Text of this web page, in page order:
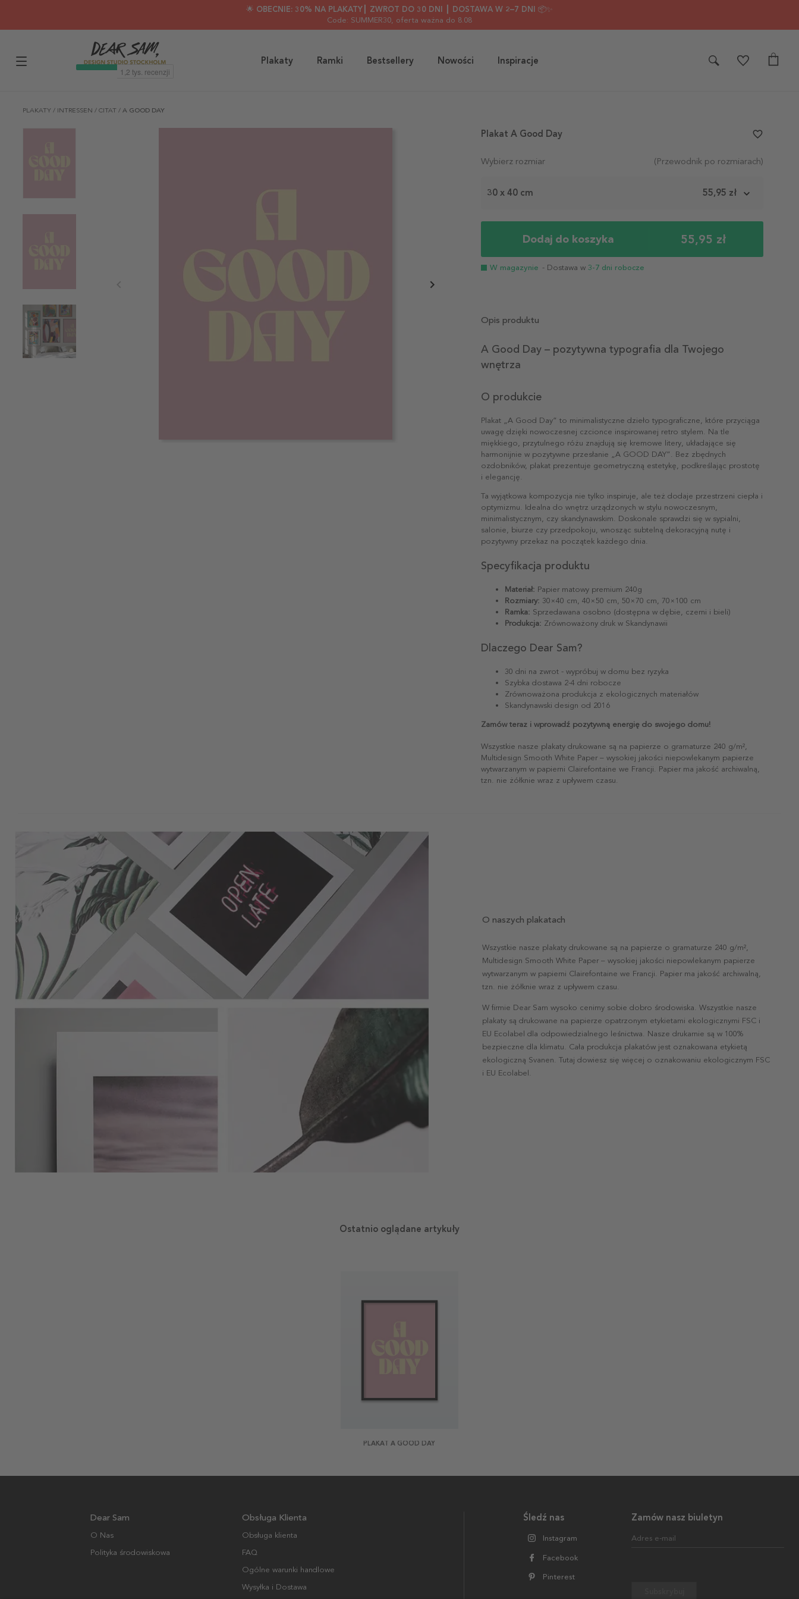
🌟 OBECNIE: 30% NA PLAKATY┃ ZWROT DO 30 DNI ┃ DOSTAWA W 2–7 DNI 📦✨
Code: SUMMER30, oferta ważna do 8.08
Plakaty Ramki Bestsellery Nowości Inspiracje
PLAKATY / INTRESSEN / CITAT / A GOOD DAY
Wybierz rozmiar (Przewodnik po rozmiarach)
30 x 40 cm 55,95 zł
Dodaj do koszyka 55,95 zł
W magazynie - Dostawa w 3-7 dni robocze
Plakat A Good Day favorite_border
Opis produktu
A Good Day – pozytywna typografia dla Twojego
wnętrza
O produkcie
Plakat „A Good Day” to minimalistyczne dzieło typograficzne, które przyciąga
uwagę dzięki nowoczesnej czcionce inspirowanej retro stylem. Na tle
miękkiego, przytulnego różu znajdują się kremowe litery, układające się
harmonijnie w pozytywne przesłanie „A GOOD DAY”. Bez zbędnych
ozdobników, plakat prezentuje geometryczną estetykę, podkreślając prostotę
i elegancję.
Ta wyjątkowa kompozycja nie tylko inspiruje, ale też dodaje przestrzeni ciepła i
optymizmu. Idealna do wnętrz urządzonych w stylu nowoczesnym,
minimalistycznym, czy skandynawskim. Doskonale sprawdzi się w sypialni,
salonie, biurze czy przedpokoju, wnosząc subtelną dekoracyjną nutę i
pozytywny przekaz na początek każdego dnia.
Specyfikacja produktu
Materiał: Papier matowy premium 240g
Rozmiary: 30×40 cm, 40×50 cm, 50×70 cm, 70×100 cm
Ramka: Sprzedawana osobno (dostępna w dębie, czerni i bieli)
Produkcja: Zrównoważony druk w Skandynawii
Dlaczego Dear Sam?
30 dni na zwrot - wypróbuj w domu bez ryzyka
Szybka dostawa 2-4 dni robocze
Zrównoważona produkcja z ekologicznych materiałów
Skandynawski design od 2016
Zamów teraz i wprowadź pozytywną energię do swojego domu!
Wszystkie nasze plakaty drukowane są na papierze o gramaturze 240 g/m²,
Multidesign Smooth White Paper – wysokiej jakości niepowlekanym papierze
wytwarzanym w papierni Clairefontaine we Francji. Papier ma jakość archiwalną,
tzn. nie żółknie wraz z upływem czasu.
O naszych plakatach
Wszystkie nasze plakaty drukowane są na papierze o gramaturze 240 g/m²,
Multidesign Smooth White Paper – wysokiej jakości niepowlekanym papierze
wytwarzanym w papierni Clairefontaine we Francji. Papier ma jakość archiwalną,
tzn. nie żółknie wraz z upływem czasu.
W firmie Dear Sam wysoko cenimy sobie dobro środowiska. Wszystkie nasze
plakaty są drukowane na papierze opatrzonym etykietami ekologicznymi FSC i
EU Ecolabel dla odpowiedzialnego leśnictwa. Nasze drukarnie są w 100%
bezpieczne dla klimatu. Cała produkcja plakatów jest oznakowana etykietą
ekologiczną Svanen. Tutaj dowiesz się więcej o oznakowaniu ekologicznym FSC
i EU Ecolabel.
Ostatnio oglądane artykuły
PLAKAT A GOOD DAY
Zamów nasz biuletyn
Adres e-mail
Śledź nas
Instagram
Facebook
Pinterest
Dear Sam
O Nas
Polityka środowiskowa
Obsługa Klienta
Obsługa klienta
FAQ
Ogólne warunki handlowe
Wysyłka i Dostawa